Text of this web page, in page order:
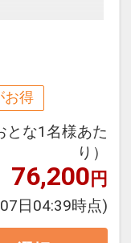
ご予約が
更（部屋、
、食事条
お得
とな1名様あた
り）
76,200円
日04:39時点)